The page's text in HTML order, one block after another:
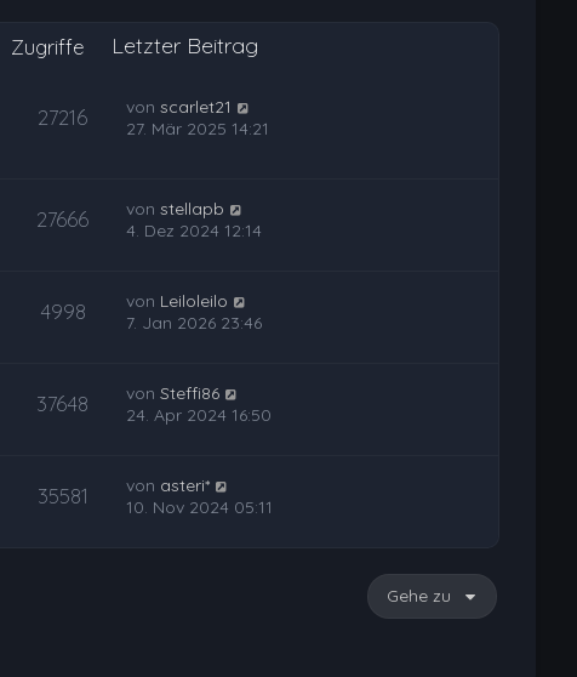
Zugriffe Letzter Beitrag
27216 vonscarlet21
27. Mär 2025 14:21
27666 vonstellapb
4. Dez 2024 12:14
4998 von Leiloleilo
7. Jan 2026 23:46
37648 vonSteffi86
24. Apr 2024 16:50
35581 von asteri*
10. Nov 2024 05:11
Gehe zu